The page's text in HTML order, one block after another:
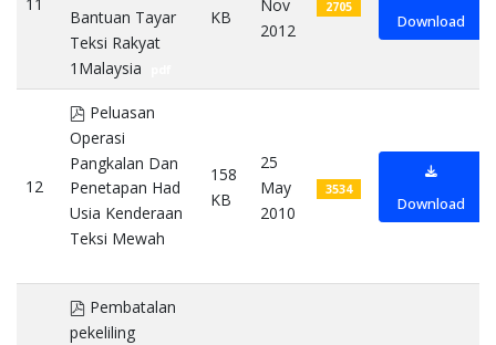
11
Bantuan Tayar
Teksi Rakyat
1Malaysia
KB
Nov
2012
2705
Download
12
pdf
Peluasan
Operasi
Pangkalan Dan
Penetapan Had
Usia Kenderaan
Teksi Mewah
158
KB
25
May
2010
3534
Download
pdf
Pembatalan
pekeliling